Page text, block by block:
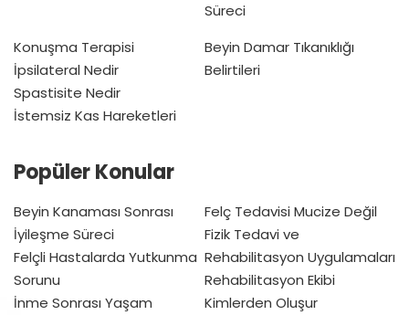
Süreci
Konuşma Terapisi
İpsilateral Nedir
Spastisite Nedir
İstemsiz Kas Hareketleri
Beyin Damar Tıkanıklığı
Belirtileri
Popüler Konular
Beyin Kanaması Sonrası
İyileşme Süreci
Felçli Hastalarda Yutkunma
Sorunu
İnme Sonrası Yaşam
Felç Tedavisi Mucize Değil
Fizik Tedavi ve
Rehabilitasyon Uygulamaları
Rehabilitasyon Ekibi
Kimlerden Oluşur